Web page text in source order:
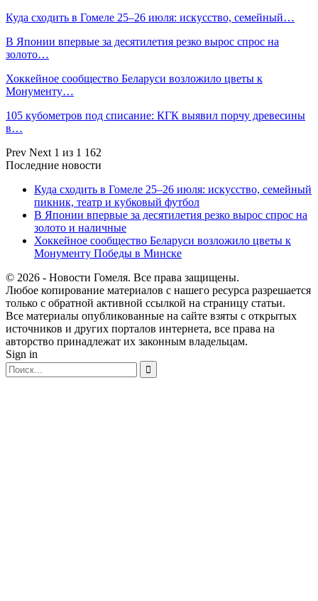
Куда сходить в Гомеле 25–26 июля: искусство, семейный…
В Японии впервые за десятилетия резко вырос спрос на
золото…
Хоккейное сообщество Беларуси возложило цветы к
Монументу…
105 кубометров под списание: КГК выявил порчу древесины
в…
Prev Next 1 из 1 162
Последние новости
Куда сходить в Гомеле 25–26 июля: искусство, семейный
пикник, театр и кубковый футбол
В Японии впервые за десятилетия резко вырос спрос на
золото и наличные
Хоккейное сообщество Беларуси возложило цветы к
Монументу Победы в Минске
© 2026 - Новости Гомеля. Все права защищены.
Любое копирование материалов с нашего ресурса разрешается
только с обратной активной ссылкой на страницу статьи.
Все материалы опубликованные на сайте взяты с открытых
источников и других порталов интернета, все права на
авторство принадлежат их законным владельцам.
Sign in